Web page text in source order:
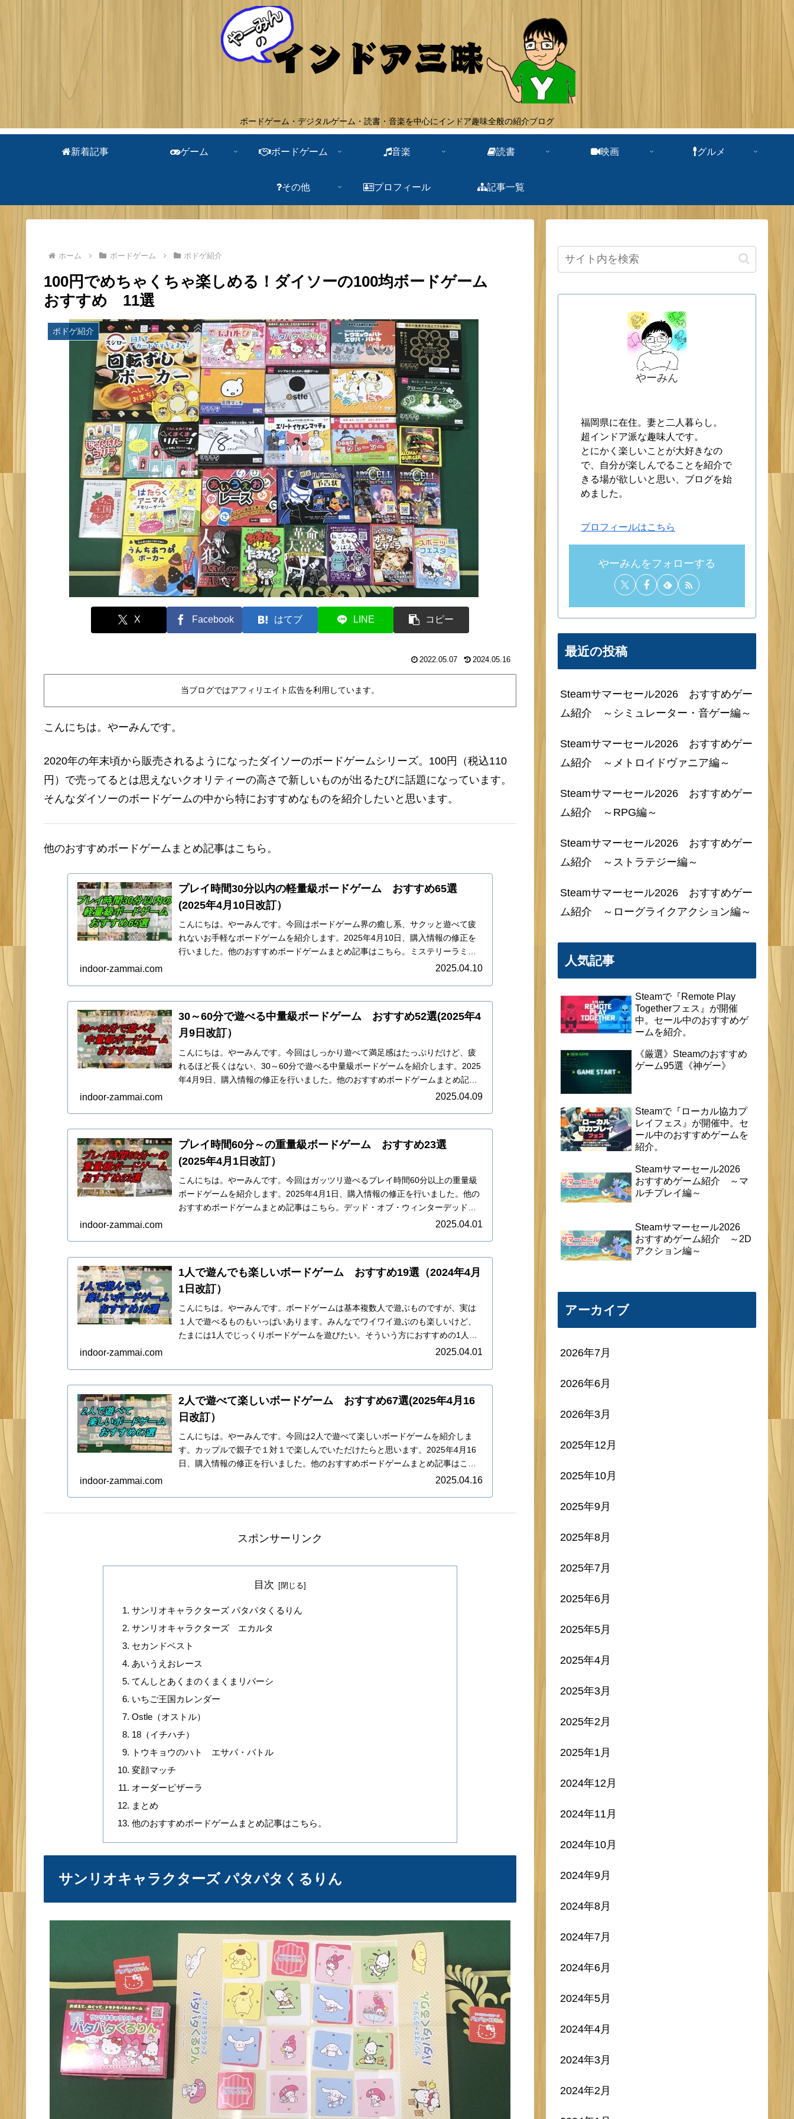
ボードゲーム・デジタルゲーム・読書・音楽を中心にインドア趣味全般の紹介ブログ
新着記事 ゲーム ボードゲーム 音楽 読書 映画 グルメ
その他 プロフィール 記事一覧
ホーム ボードゲーム ボドゲ紹介
100円でめちゃくちゃ楽しめる！ダイソーの100均ボードゲーム
おすすめ 11選
ボドゲ紹介
X Facebook はてブ LINE コピー
2022.05.07 2024.05.16
当ブログではアフィリエイト広告を利用しています。
こんにちは。やーみんです。
2020年の年末頃から販売されるようになったダイソーのボードゲームシリーズ。100円（税込110
円）で売ってるとは思えないクオリティーの高さで新しいものが出るたびに話題になっています。
そんなダイソーのボードゲームの中から特におすすめなものを紹介したいと思います。
他のおすすめボードゲームまとめ記事はこちら。
プレイ時間30分以内の軽量級ボードゲーム おすすめ65選
(2025年4月10日改訂）
こんにちは。やーみんです。今回はボードゲーム界の癒し系、サクッと遊べて疲
れないお手軽なボードゲームを紹介します。2025年4月10日、購入情報の修正を
行いました。他のおすすめボードゲームまとめ記事はこちら。ミステリーラミー
indoor-zammai.com 2025.04.10
30～60分で遊べる中量級ボードゲーム おすすめ52選(2025年4
月9日改訂）
こんにちは。やーみんです。今回はしっかり遊べて満足感はたっぷりだけど、疲
れるほど長くはない、30～60分で遊べる中量級ボードゲームを紹介します。2025
年4月9日、購入情報の修正を行いました。他のおすすめボードゲームまとめ記事
indoor-zammai.com 2025.04.09
プレイ時間60分～の重量級ボードゲーム おすすめ23選
(2025年4月1日改訂）
こんにちは。やーみんです。今回はガッツリ遊べるプレイ時間60分以上の重量級
ボードゲームを紹介します。2025年4月1日、購入情報の修正を行いました。他の
おすすめボードゲームまとめ記事はこちら。デッド・オブ・ウィンターデッド・
indoor-zammai.com 2025.04.01
1人で遊んでも楽しいボードゲーム おすすめ19選（2024年4月
1日改訂）
こんにちは。やーみんです。ボードゲームは基本複数人で遊ぶものですが、実は
１人で遊べるものもいっぱいあります。みんなでワイワイ遊ぶのも楽しいけど、
たまには1人でじっくりボードゲームを遊びたい。そういう方におすすめの1人で
indoor-zammai.com 2025.04.01
2人で遊べて楽しいボードゲーム おすすめ67選(2025年4月16
日改訂）
こんにちは。やーみんです。今回は2人で遊べて楽しいボードゲームを紹介しま
す。カップルで親子で１対１で楽しんでいただけたらと思います。2025年4月16
日、購入情報の修正を行いました。他のおすすめボードゲームまとめ記事はこち
indoor-zammai.com 2025.04.16
スポンサーリンク
サンリオキャラクターズ パタパタくるりん
サンリオキャラクターズ エカルタ
セカンドベスト
あいうえおレース
てんしとあくまのくまくまリバーシ
いちご王国カレンダー
Ostle（オストル）
18（イチハチ）
トウキョウのハト エサバ・バトル
変顔マッチ
オーダーピザーラ
まとめ
他のおすすめボードゲームまとめ記事はこちら。
サンリオキャラクターズ パタパタくるりん
やーみん
福岡県に在住。妻と二人暮らし。
とにかく楽しいことが大好きなの
きる場が欲しいと思い、ブログを始
めました。
プロフィールはこちら
最近の投稿
Steamサマーセール2026 おすすめゲー
Steamサマーセール2026 おすすめゲー
Steamサマーセール2026 おすすめゲー
ム紹介 ～RPG編～
Steamサマーセール2026 おすすめゲー
ム紹介 ～ストラテジー編～
Steamサマーセール2026 おすすめゲー
ム紹介 ～ローグライクアクション編～
人気記事
Togetherフェス』が開催
中。セール中のおすすめゲ
ームを紹介。
ゲーム95選《神ゲー》
アーカイブ